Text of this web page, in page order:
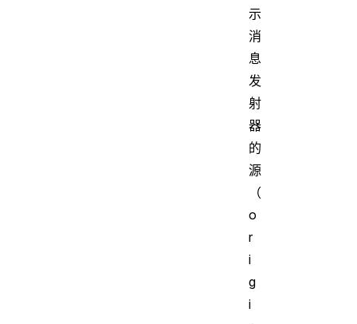
示
消
息
发
射
器
的
源
（
o
r
i
g
i